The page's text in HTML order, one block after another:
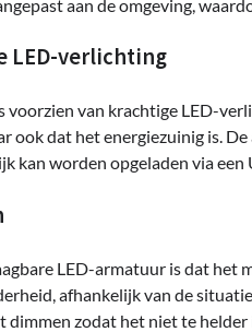
aan de omgeving,
LED-verlichting
voorzien van krachtige LED-
ook dat het energiezuinig is.
kan worden opgeladen via een
LED-armatuur is dat
afhankelijk van de
dimmen zodat het niet te